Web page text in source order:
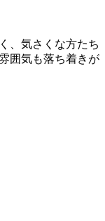
、気さくな方たち
囲気も落ち着きが